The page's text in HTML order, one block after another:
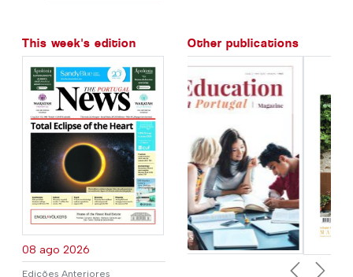
This week's edition
08 ago 2026
Edições Anteriores
Other publications